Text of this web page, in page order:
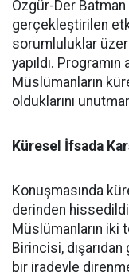
Özgür-Der
gerçekleştirilen
sorumluluklar
yapıldı. Programın
Müslümanların
olduklarını
Küresel İfsada
Konuşmasında
derinden
Müslümanların iki
Birincisi,
bir iradeyle